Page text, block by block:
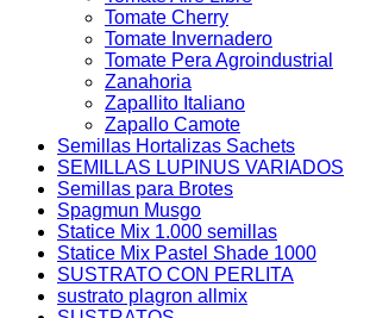
Tomate Cherry
Tomate Invernadero
Tomate Pera Agroindustrial
Zanahoria
Zapallito Italiano
Zapallo Camote
Semillas Hortalizas Sachets
SEMILLAS LUPINUS VARIADOS
Semillas para Brotes
Spagmun Musgo
Statice Mix 1.000 semillas
Statice Mix Pastel Shade 1000
SUSTRATO CON PERLITA
sustrato plagron allmix